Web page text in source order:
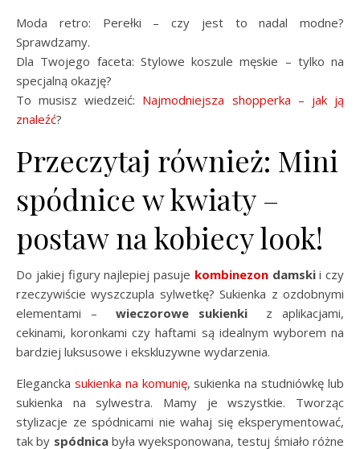
Moda retro: Perełki – czy jest to nadal modne?
Sprawdzamy.
Dla Twojego faceta: Stylowe koszule męskie – tylko na
specjalną okazję?
To musisz wiedzeić: Najmodniejsza shopperka – jak ją
znaleźć?
Przeczytaj również: Mini
spódnice w kwiaty –
postaw na kobiecy look!
Do jakiej figury najlepiej pasuje kombinezondamskii czy
rzeczywiście wyszczupla sylwetkę? Sukienka z ozdobnymi
elementami –wieczorowe sukienkiz aplikacjami,
cekinami, koronkami czy haftami są idealnym wyborem na
bardziej luksusowe i ekskluzywne wydarzenia.
Elegancka sukienka na komunię, sukienka na studniówkę lub
sukienka na sylwestra. Mamy je wszystkie. Tworząc
stylizacje ze spódnicami nie wahaj się eksperymentować,
tak by spódnicabyła wyeksponowana, testuj śmiało różne